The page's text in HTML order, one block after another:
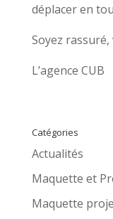
déplacer en
Soyez
L’agence CUB
Catégories
Actualités
Maquette et
Maquette